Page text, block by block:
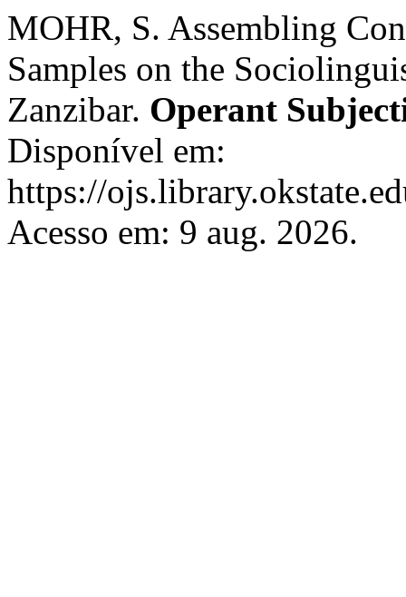
MOHR, S. Assembling
Samples on the
Zanzibar. Operant
Disponível em:
https://
Acesso em: 9 aug. 2026.